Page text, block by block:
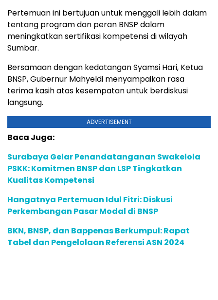
Pertemuan ini bertujuan untuk menggali lebih dalam
tentang program dan peran BNSP dalam
meningkatkan sertifikasi kompetensi di wilayah
Sumbar.
Bersamaan dengan kedatangan Syamsi Hari, Ketua
BNSP, Gubernur Mahyeldi menyampaikan rasa
terima kasih atas kesempatan untuk berdiskusi
langsung.
ADVERTISEMENT
Baca Juga:
Surabaya Gelar Penandatanganan Swakelola
PSKK: Komitmen BNSP dan LSP Tingkatkan
Kualitas Kompetensi
Hangatnya Pertemuan Idul Fitri: Diskusi
Perkembangan Pasar Modal di BNSP
BKN, BNSP, dan Bappenas Berkumpul: Rapat
Tabel dan Pengelolaan Referensi ASN 2024